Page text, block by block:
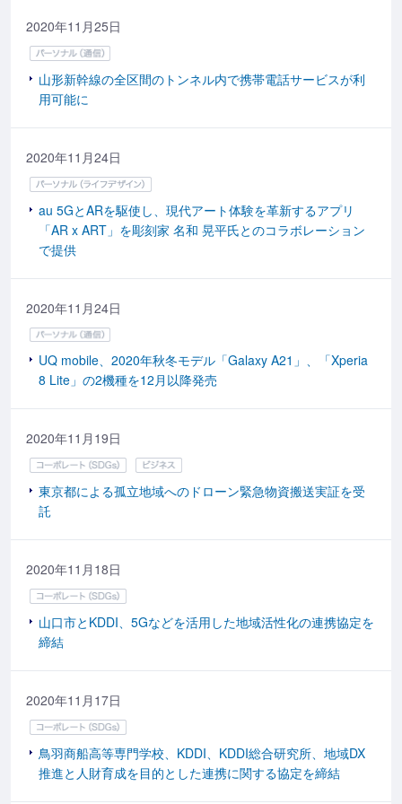
2020年11月25日
山形新幹線の全区間のトンネル内で携帯電話サービスが利
用可能に
2020年11月24日
au 5GとARを駆使し、現代アート体験を革新するアプリ
「AR x ART」を彫刻家 名和 晃平氏とのコラボレーション
で提供
2020年11月24日
UQ mobile、2020年秋冬モデル「Galaxy A21」、「Xperia
8 Lite」の2機種を12月以降発売
2020年11月19日
東京都による孤立地域へのドローン緊急物資搬送実証を受
託
2020年11月18日
山口市とKDDI、5Gなどを活用した地域活性化の連携協定を
締結
2020年11月17日
鳥羽商船高等専門学校、KDDI、KDDI総合研究所、地域DX
推進と人財育成を目的とした連携に関する協定を締結